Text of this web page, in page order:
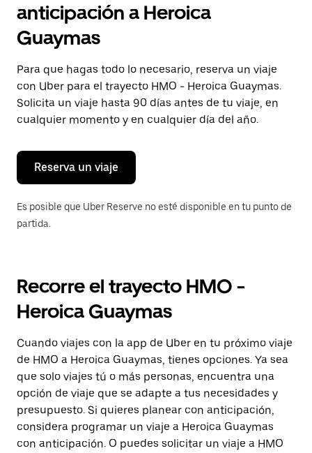
y
selecciona
una
Presiona
la
tecla Esc
para
cerrar
el
anticipación a Heroica
Guaymas
Para que hagas todo lo necesario, reserva un viaje
con Uber para el trayecto HMO - Heroica Guaymas.
Solicita un viaje hasta 90 días antes de tu viaje, en
cualquier momento y en cualquier día del año.
Reserva un viaje
Es posible que Uber Reserve no esté disponible en tu punto de
partida.
Recorre el trayecto HMO -
Heroica Guaymas
Cuando viajes con la app de Uber en tu próximo viaje
de HMO a Heroica Guaymas, tienes opciones. Ya sea
que solo viajes tú o más personas, encuentra una
opción de viaje que se adapte a tus necesidades y
presupuesto. Si quieres planear con anticipación,
considera programar un viaje a Heroica Guaymas
con anticipación. O puedes solicitar un viaje a HMO